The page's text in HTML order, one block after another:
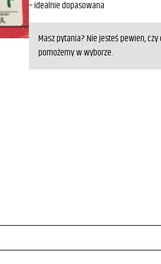
– idealnie dopasowana
Masz pytania? Nie jesteś pewien,
pomożemy w wyborze.